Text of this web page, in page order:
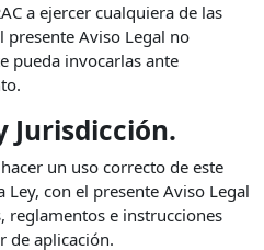
a ejercer cualquiera de las
presente Aviso Legal no
pueda invocarlas ante
Jurisdicción.
un uso correcto de este
con el presente Aviso Legal
reglamentos e instrucciones
de aplicación.